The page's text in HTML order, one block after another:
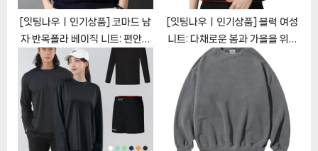
[잇팅나우ㅣ인기상품] 코마드 남
자 반목폴라 베이직 니트: 편안하
고 세련된 겨울 필수품
[EatingNOWㅣ추천상품]
[잇팅나우ㅣ인기상품] 블럭 여성
니트: 다채로운 봄과 가을을 위한
스타일리시한 필수품
[EatingNOWㅣ추천상품]